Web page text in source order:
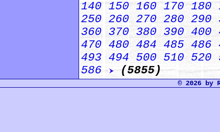
140 150 160 170 180
250 260 270 280 290
360 370 380 390 400
470 480 484 485 486
493 494 500 510 520
586
(5855)
© 2026 by